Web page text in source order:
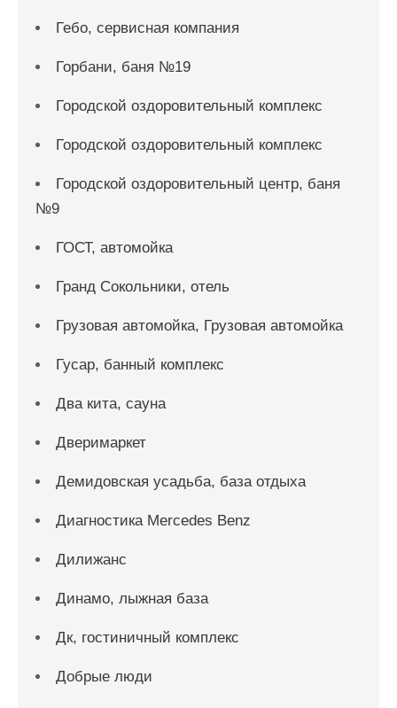
Гебо, сервисная компания
Горбани, баня №19
Городской оздоровительный комплекс
Городской оздоровительный комплекс
Городской оздоровительный центр, баня
№9
ГОСТ, автомойка
Гранд Сокольники, отель
Грузовая автомойка, Грузовая автомойка
Гусар, банный комплекс
Два кита, сауна
Дверимаркет
Демидовская усадьба, база отдыха
Диагностика Mercedes Benz
Дилижанс
Динамо, лыжная база
Дк, гостиничный комплекс
Добрые люди